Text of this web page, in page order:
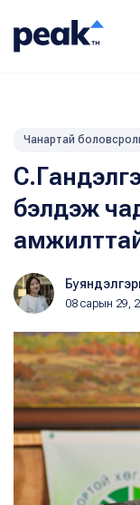
Чанартай
бэлдэж
08 сарын 29,